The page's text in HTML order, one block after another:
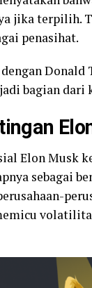
jika terpilih.
penasihat.
bagian
Elon Musk
sebagai